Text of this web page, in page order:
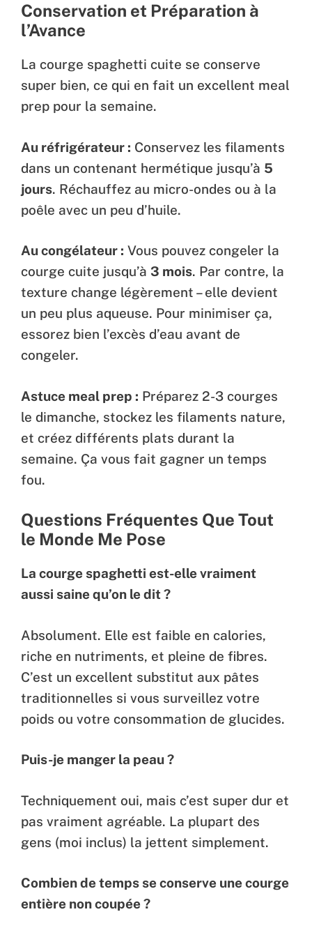
Conservation et Préparation à
l’Avance
La courge spaghetti cuite se conserve
super bien, ce qui en fait un excellent meal
prep pour la semaine.
Au réfrigérateur : Conservez les filaments
dans un contenant hermétique jusqu’à 5
jours. Réchauffez au micro-ondes ou à la
poêle avec un peu d’huile.
Au congélateur : Vous pouvez congeler la
courge cuite jusqu’à 3 mois. Par contre, la
texture change légèrement – elle devient
un peu plus aqueuse. Pour minimiser ça,
essorez bien l’excès d’eau avant de
congeler.
Astuce meal prep : Préparez 2-3 courges
le dimanche, stockez les filaments nature,
et créez différents plats durant la
semaine. Ça vous fait gagner un temps
fou.
Questions Fréquentes Que Tout
le Monde Me Pose
La courge spaghetti est-elle vraiment
aussi saine qu’on le dit ?
Absolument. Elle est faible en calories,
riche en nutriments, et pleine de fibres.
C’est un excellent substitut aux pâtes
traditionnelles si vous surveillez votre
poids ou votre consommation de glucides.
Puis-je manger la peau ?
Techniquement oui, mais c’est super dur et
pas vraiment agréable. La plupart des
gens (moi inclus) la jettent simplement.
Combien de temps se conserve une courge
entière non coupée ?